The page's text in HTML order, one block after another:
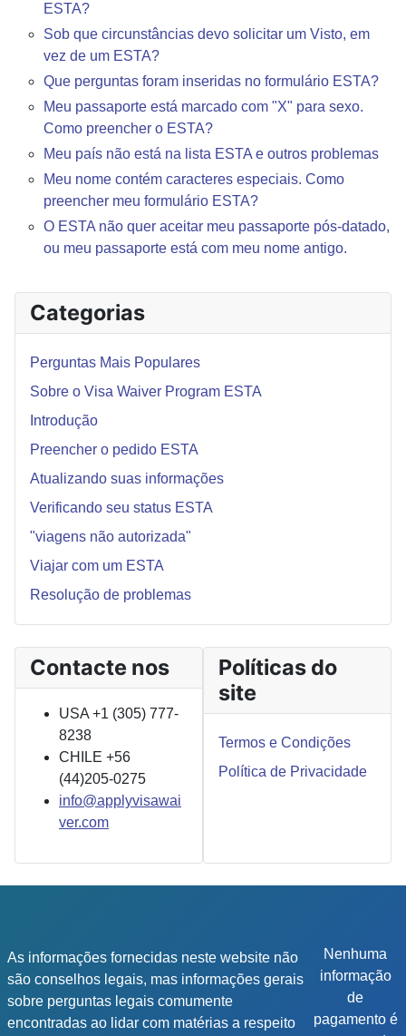
Categorias
Perguntas Mais Populares
Sobre o Visa Waiver Program ESTA
Introdução
Preencher o pedido ESTA
Atualizando suas informações
Verificando seu status ESTA
"viagens não autorizada"
Viajar com um ESTA
Resolução de problemas
ESTA?
Sob que circunstâncias devo solicitar um Visto, em
vez de um ESTA?
Que perguntas foram inseridas no formulário ESTA?
Meu passaporte está marcado com "X" para sexo.
Como preencher o ESTA?
Meu país não está na lista ESTA e outros problemas
Meu nome contém caracteres especiais. Como
preencher meu formulário ESTA?
O ESTA não quer aceitar meu passaporte pós-datado,
ou meu passaporte está com meu nome antigo.
Contacte nos
USA +1 (305) 777-
8238
CHILE +56
(44)205-0275
info@applyvisawai
ver.com
Políticas do
site
Termos e Condições
Política de Privacidade
As informações fornecidas neste website não
são conselhos legais, mas informações gerais
sobre perguntas legais comumente
encontradas ao lidar com matérias a respeito
Nenhuma
informação
de
pagamento é